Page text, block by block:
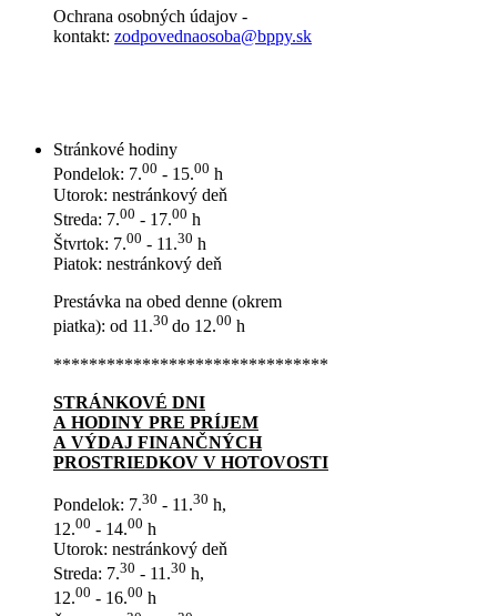
Ochrana osobných údajov -
kontakt: zodpovednaosoba@bppy.sk
Stránkové hodiny
Pondelok: 7.00 - 15.00 h
Utorok: nestránkový deň
Streda: 7.00 - 17.00 h
Štvrtok: 7.00 - 11.30 h
Piatok: nestránkový deň
Prestávka na obed denne (okrem
piatka): od 11.30 do 12.00 h
*******************************
STRÁNKOVÉ DNI
A HODINY PRE PRÍJEM
A VÝDAJ FINANČNÝCH
PROSTRIEDKOV V HOTOVOSTI
Pondelok: 7.30 - 11.30 h,
12.00 - 14.00 h
Utorok: nestránkový deň
Streda: 7.30 - 11.30 h,
12.00 - 16.00 h